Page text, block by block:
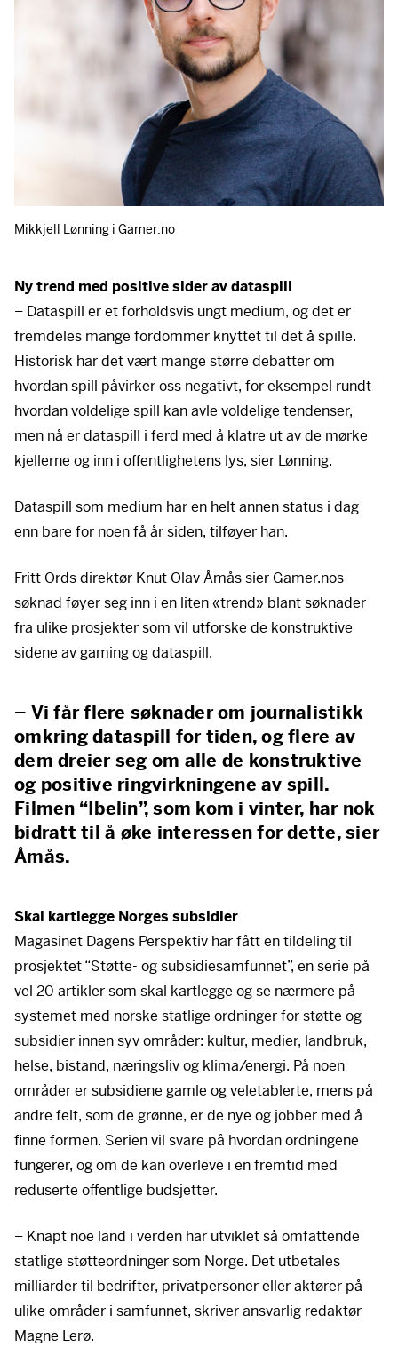
Mikkjell Lønning i Gamer.no
Ny trend med positive sider av dataspill
– Dataspill er et forholdsvis ungt medium, og det er
fremdeles mange fordommer knyttet til det å spille.
Historisk har det vært mange større debatter om
hvordan spill påvirker oss negativt, for eksempel rundt
hvordan voldelige spill kan avle voldelige tendenser,
men nå er dataspill i ferd med å klatre ut av de mørke
kjellerne og inn i offentlighetens lys, sier Lønning.
Dataspill som medium har en helt annen status i dag
enn bare for noen få år siden, tilføyer han.
Fritt Ords direktør Knut Olav Åmås sier Gamer.nos
søknad føyer seg inn i en liten «trend» blant søknader
fra ulike prosjekter som vil utforske de konstruktive
sidene av gaming og dataspill.
– Vi får flere søknader om journalistikk
omkring dataspill for tiden, og flere av
dem dreier seg om alle de konstruktive
og positive ringvirkningene av spill.
Filmen “Ibelin”, som kom i vinter, har nok
bidratt til å øke interessen for dette, sier
Åmås.
Skal kartlegge Norges subsidier
Magasinet Dagens Perspektiv har fått en tildeling til
prosjektet “Støtte- og subsidiesamfunnet”, en serie på
vel 20 artikler som skal kartlegge og se nærmere på
systemet med norske statlige ordninger for støtte og
subsidier innen syv områder: kultur, medier, landbruk,
helse, bistand, næringsliv og klima/energi. På noen
områder er subsidiene gamle og veletablerte, mens på
andre felt, som de grønne, er de nye og jobber med å
finne formen. Serien vil svare på hvordan ordningene
fungerer, og om de kan overleve i en fremtid med
reduserte offentlige budsjetter.
– Knapt noe land i verden har utviklet så omfattende
statlige støtteordninger som Norge. Det utbetales
milliarder til bedrifter, privatpersoner eller aktører på
ulike områder i samfunnet, skriver ansvarlig redaktør
Magne Lerø.